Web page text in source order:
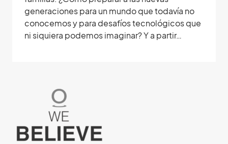
generaciones para un mundo que todavía no
conocemos y para desafíos tecnológicos que
ni siquiera podemos imaginar? Y a partir…